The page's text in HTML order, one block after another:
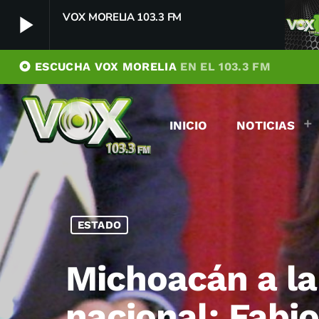
play_arrow VOX MORELIA 103.3 FM
play_arrow VOX MORELIA 103.3 FM
Player Debug
pushFeed = INITIALIZE1786096441151
[object Object]
newFeedReading = REITERATE - 1786096441152
newFeedReading = REITERATE - 1786096441203
album ESCUCHA VOX MORELIA EN EL 103.3 FM
INICIO NOTICIAS
ESTADO
Michoacán a